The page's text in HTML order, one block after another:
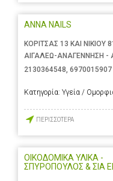
ANNA NAILS
ΚΟΡΙΤΣΑΣ 13 ΚΑΙ ΝΙΚΙΟΥ
ΑΙΓΑΛΕΩ-ΑΝΑΓΕΝΝΗΣΗ -
2130364548, 6970015907
Κατηγορία: Υγεία /
ΠΕΡΙΣΣΟΤΕΡΑ
ΟΙΚΟΔΟΜΙΚΑ ΥΛΙΚΑ -
ΣΠΥΡΟΠΟΥΛΟΣ & ΣΙΑ